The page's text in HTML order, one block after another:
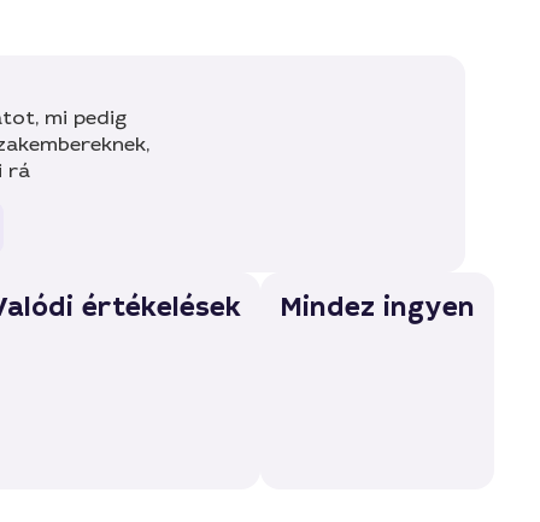
mi pedig
rá
értékelések Mindez ingyen